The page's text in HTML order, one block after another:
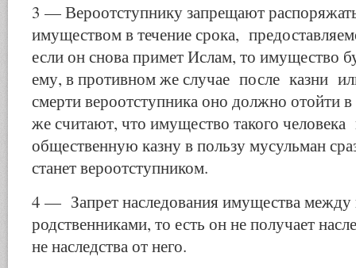
3 — Вероотступнику запрещают
имуществом в течение срока,
если он снова примет Ислам, то имущество
ему, в противном же случае после казни
смерти вероотступника оно должно отойти
же считают, что имущество такого человека
общественную казну в пользу мусульман
станет вероотступником.
4 — Запрет наследования имущества между
родственниками, то есть он не получает
не наследства от него.